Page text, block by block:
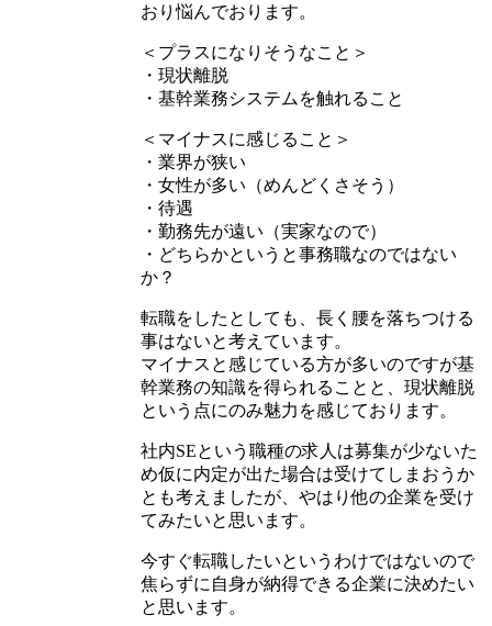
おり悩んでおります。
＜プラスになりそうなこと＞
・現状離脱
・基幹業務システムを触れること
＜マイナスに感じること＞
・業界が狭い
・女性が多い（めんどくさそう）
・待遇
・勤務先が遠い（実家なので）
・どちらかというと事務職なのではない
か？
転職をしたとしても、長く腰を落ちつける
事はないと考えています。
マイナスと感じている方が多いのですが基
幹業務の知識を得られることと、現状離脱
という点にのみ魅力を感じております。
社内SEという職種の求人は募集が少ないた
め仮に内定が出た場合は受けてしまおうか
とも考えましたが、やはり他の企業を受け
てみたいと思います。
今すぐ転職したいというわけではないので
焦らずに自身が納得できる企業に決めたい
と思います。